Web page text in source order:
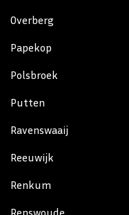
Overberg
Papekop
Polsbroek
Putten
Ravenswaaij
Reeuwijk
Renkum
Renswoude